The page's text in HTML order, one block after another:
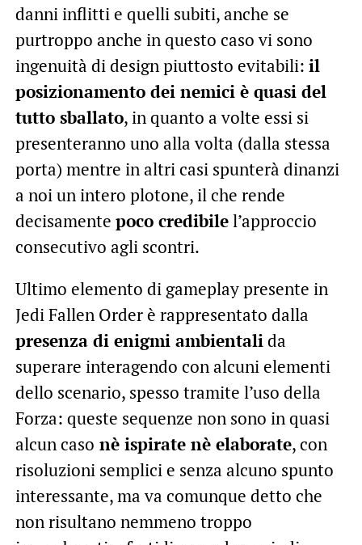
danni inflitti e quelli subiti, anche se
purtroppo anche in questo caso vi sono
ingenuità di design piuttosto evitabili: il
posizionamento dei nemici è quasi del
tutto sballato, in quanto a volte essi si
presenteranno uno alla volta (dalla stessa
porta) mentre in altri casi spunterà dinanzi
a noi un intero plotone, il che rende
decisamente poco credibilel’approccio
consecutivo agli scontri.
Ultimo elemento di gameplay presente in
Jedi Fallen Order è rappresentato dalla
presenza di enigmi ambientalida
superare interagendo con alcuni elementi
dello scenario, spesso tramite l’uso della
Forza: queste sequenze non sono in quasi
alcun caso nè ispirate nè elaborate, con
risoluzioni semplici e senza alcuno spunto
interessante, ma va comunque detto che
non risultano nemmeno troppo